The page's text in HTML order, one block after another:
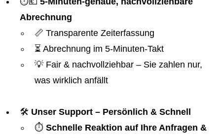
Abrechnung
📏 Transparente Zeiterfassung
⏳ Abrechnung im 5-Minuten-Takt
💡 Fair & nachvollziehbar – Sie zahlen nur,
was wirklich anfällt
🛠️ Unser Support – Persönlich & Schnell
⏱️ Schnelle Reaktion auf Ihre Anfragen &